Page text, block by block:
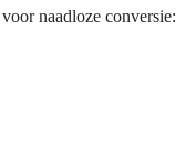
naadloze conversie: